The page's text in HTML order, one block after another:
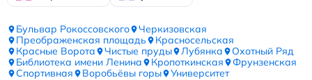
Бульвар Рокоссовского
Черкизовская
Преображенская площадь
Красносельская
Красные Ворота
Чистые пруды Лубянка
Охотный Ряд
Библиотека имени Ленина
Кропоткинская
Фрунзенская
Спортивная
Воробьёвы горы
Университет